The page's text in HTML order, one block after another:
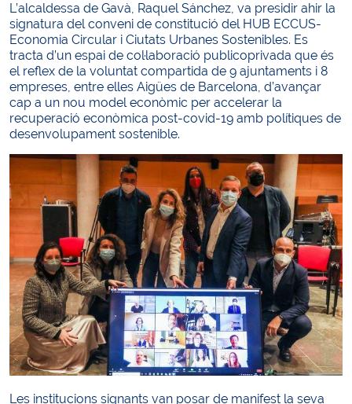
L’alcaldessa de Gavà, Raquel Sánchez, va presidir ahir la
signatura del conveni de constitució del HUB ECCUS-
Economia Circular i Ciutats Urbanes Sostenibles. Es
tracta d’un espai de col·laboració publicoprivada que és
el reflex de la voluntat compartida de 9 ajuntaments i 8
empreses, entre elles Aigües de Barcelona, d’avançar
cap a un nou model econòmic per accelerar la
recuperació econòmica post-covid-19 amb polítiques de
desenvolupament sostenible.
Les institucions signants van posar de manifest la seva